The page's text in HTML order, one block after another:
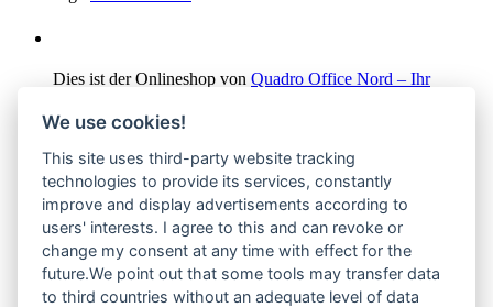
Dies ist der Onlineshop von Quadro Office Nord – Ihr
We use cookies!
This site uses third-party website tracking
technologies to provide its services, constantly
improve and display advertisements according to
users' interests. I agree to this and can revoke or
change my consent at any time with effect for the
future.We point out that some tools may transfer data
to third countries without an adequate level of data